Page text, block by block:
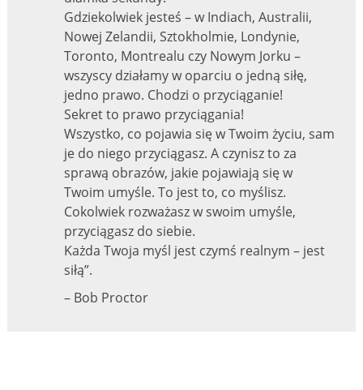
Gdziekolwiek jesteś – w Indiach, Australii,
Nowej Zelandii, Sztokholmie, Londynie,
Toronto, Montrealu czy Nowym Jorku –
wszyscy działamy w oparciu o jedną siłę,
jedno prawo. Chodzi o przyciąganie!
Sekret to prawo przyciągania!
Wszystko, co pojawia się w Twoim życiu, sam
je do niego przyciągasz. A czynisz to za
sprawą obrazów, jakie pojawiają się w
Twoim umyśle. To jest to, co myślisz.
Cokolwiek rozważasz w swoim umyśle,
przyciągasz do siebie.
Każda Twoja myśl jest czymś realnym – jest
siłą”.
– Bob Proctor